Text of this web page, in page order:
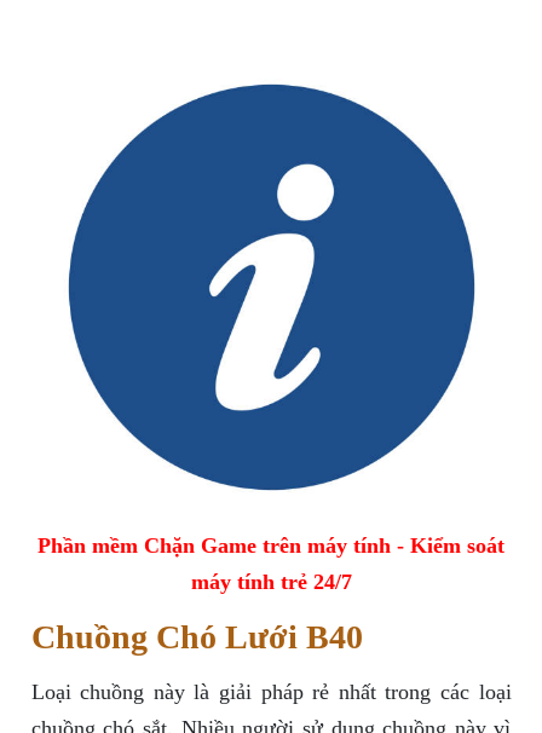
Phần mềm Chặn Game trên máy tính - Kiểm soát
máy tính trẻ 24/7
Chuồng Chó Lưới B40
Loại chuồng này là giải pháp rẻ nhất trong các loại